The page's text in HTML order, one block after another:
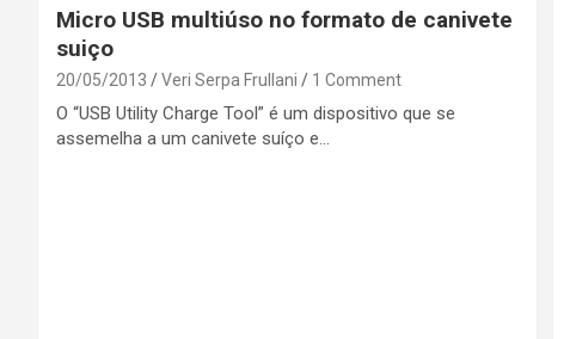
Micro USB multiúso no formato de canivete
suiço
20/05/2013 Veri Serpa Frullani 1 Comment
O “USB Utility Charge Tool” é um dispositivo que se
assemelha a um canivete suíço e…